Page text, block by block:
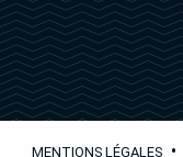
MENTIONS LÉGALES •